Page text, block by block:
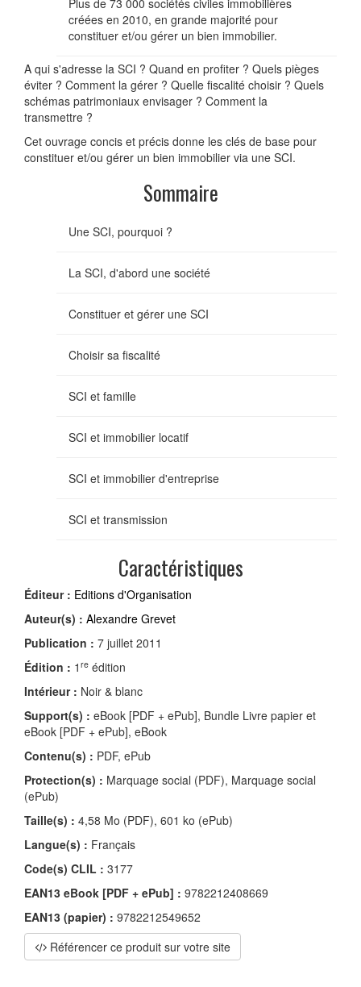
Plus de 73 000 sociétés civiles immobilières
créées en 2010, en grande majorité pour
constituer et/ou gérer un bien immobilier.
A qui s'adresse la SCI ? Quand en profiter ? Quels pièges
éviter ? Comment la gérer ? Quelle fiscalité choisir ? Quels
schémas patrimoniaux envisager ? Comment la
transmettre ?
Cet ouvrage concis et précis donne les clés de base pour
constituer et/ou gérer un bien immobilier via une SCI.
Sommaire
Une SCI, pourquoi ?
La SCI, d'abord une société
Constituer et gérer une SCI
Choisir sa fiscalité
SCI et famille
SCI et immobilier locatif
SCI et immobilier d'entreprise
SCI et transmission
Caractéristiques
Éditeur : Editions d'Organisation
Auteur(s) : Alexandre Grevet
Publication : 7 juillet 2011
Édition : 1 re édition
Intérieur : Noir & blanc
Support(s) : eBook [PDF + ePub], Bundle Livre papier et
eBook [PDF + ePub], eBook
Contenu(s) : PDF, ePub
Protection(s) : Marquage social (PDF), Marquage social
(ePub)
Taille(s) : 4,58 Mo (PDF), 601 ko (ePub)
Langue(s) : Français
Code(s) CLIL : 3177
EAN13 eBook [PDF + ePub] : 9782212408669
EAN13 (papier) : 9782212549652
Référencer ce produit sur votre site